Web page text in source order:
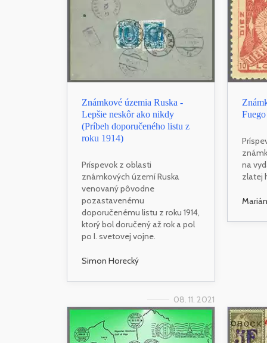
Známkové územia Ruska -
Lepšie neskôr ako nikdy
(Príbeh doporučeného listu z
roku 1914)
Príspevok z oblasti
známkových území Ruska
venovaný pôvodne
pozastavenému
doporučenému listu z roku 1914,
ktorý bol doručený až rok a pol
po I. svetovej vojne.
Simon Horecký
Fuego
na
zlatej
08. 11. 2021